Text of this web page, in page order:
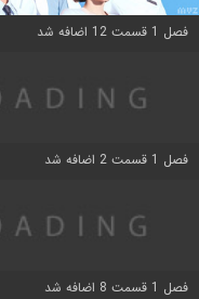
فصل 1 قسمت 12 اضافه شد
فصل 1 قسمت 2 اضافه شد
فصل 1 قسمت 8 اضافه شد